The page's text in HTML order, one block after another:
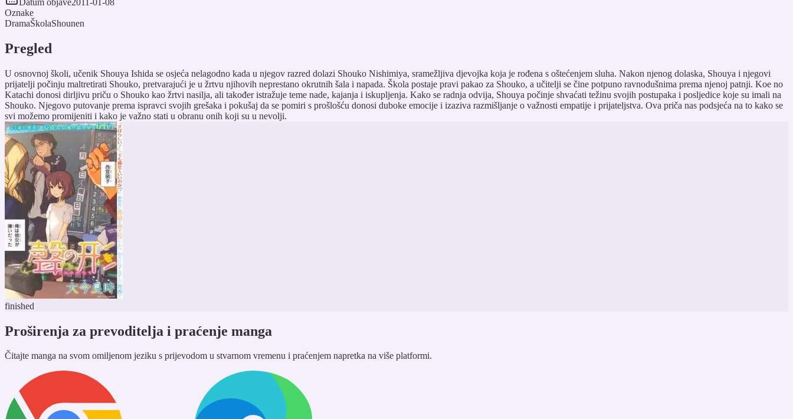
Oznake
DramaŠkolaShounen
Pregled
U osnovnoj školi, učenik Shouya Ishida se osjeća nelagodno kada u njegov razred dolazi Shouko Nishimiya, sramežljiva djevojka koja je rođena s oštećenjem sluha. Nakon njenog dolaska, Shouya i njegovi
prijatelji počinju maltretirati Shouko, pretvarajući je u žrtvu njihovih neprestano okrutnih šala i napada. Škola postaje pravi pakao za Shouko, a učitelji se čine potpuno ravnodušnima prema njenoj patnji. Koe no
Katachi donosi dirljivu priču o Shouko kao žrtvi nasilja, ali također istražuje teme nade, kajanja i iskupljenja. Kako se radnja odvija, Shouya počinje shvaćati težinu svojih postupaka i posljedice koje su imali na
Shouko. Njegovo putovanje prema ispravci svojih grešaka i pokušaj da se pomiri s prošlošću donosi duboke emocije i izaziva razmišljanje o važnosti empatije i prijateljstva. Ova priča nas podsjeća na to kako se
svi možemo promijeniti i kako je važno stati u obranu onih koji su u nevolji.
finished
Proširenja za prevoditelja i praćenje manga
Čitajte manga na svom omiljenom jeziku s prijevodom u stvarnom vremenu i praćenjem napretka na više platformi.